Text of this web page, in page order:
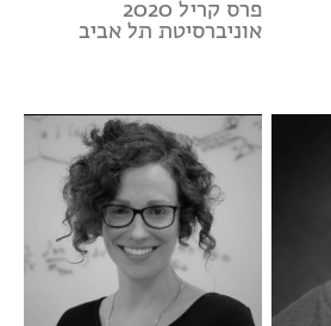
פרס קריל 2020
אוניברסיטת תל אביב